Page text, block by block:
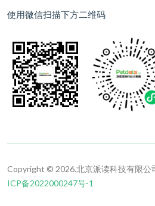
使用微信扫描下方二维码
Copyright © 2026.北京派读科技有限公
ICP备2022000247号-1